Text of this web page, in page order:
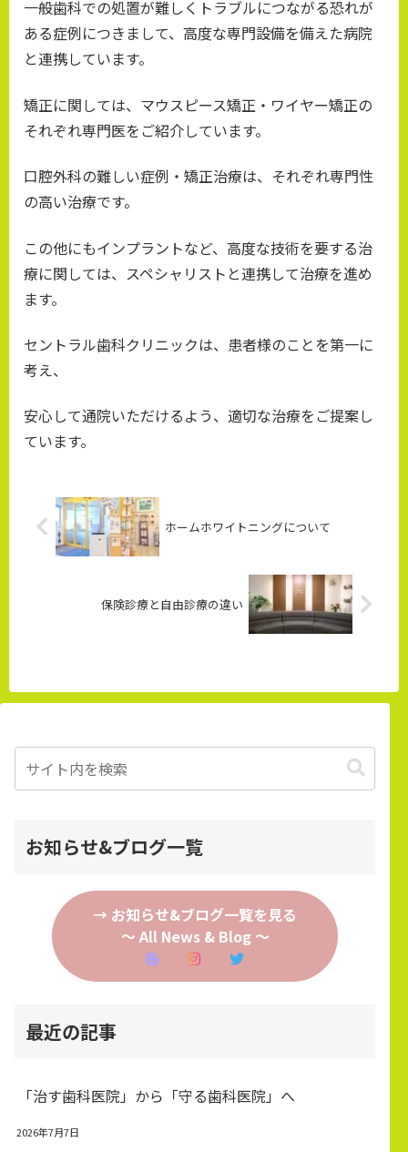
一般歯科での処置が難しくトラブルにつながる恐れが
ある症例につきまして、高度な専門設備を備えた病院
と連携しています。
矯正に関しては、マウスピース矯正・ワイヤー矯正の
それぞれ専門医をご紹介しています。
口腔外科の難しい症例・矯正治療は、それぞれ専門性
の高い治療です。
この他にもインプラントなど、高度な技術を要する治
療に関しては、スペシャリストと連携して治療を進め
ます。
セントラル歯科クリニックは、患者様のことを第一に
考え、
安心して通院いただけるよう、適切な治療をご提案し
ています。
ホームホワイトニングについて
保険診療と自由診療の違い
お知らせ&ブログ一覧
→ お知らせ&ブログ一覧を見る
～ All News & Blog ～
最近の記事
「治す歯科医院」から「守る歯科医院」へ
2026年7月7日